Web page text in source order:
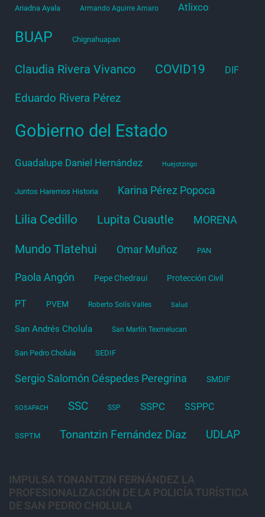
Ariadna Ayala Armando Aguirre Amaro Atlixco
BUAP Chignahuapan
Claudia Rivera Vivanco COVID19 DIF
Eduardo Rivera Pérez
Gobierno del Estado
Guadalupe Daniel Hernández Huejotzingo
Juntos Haremos Historia Karina Pérez Popoca
Lilia Cedillo Lupita Cuautle MORENA
Mundo Tlatehui Omar Muñoz PAN
Paola Angón Pepe Chedraui Protección Civil
PT PVEM Roberto Solís Valles Salud
San Andrés Cholula San Martín Texmelucan
San Pedro Cholula SEDIF
Sergio Salomón Céspedes Peregrina SMDIF
SOSAPACH SSC SSP SSPC SSPPC
SSPTM Tonantzin Fernández Díaz UDLAP
IMPULSA TONANTZIN FERNÁNDEZ LA
PROFESIONALIZACIÓN DE LA POLICÍA TURÍSTICA
DE SAN PEDRO CHOLULA